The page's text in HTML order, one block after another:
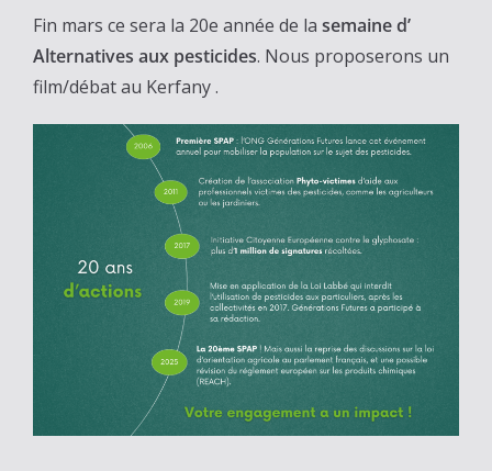
Fin mars ce sera la 20e année de la semaine d’
Alternatives aux pesticides. Nous proposerons un
film/débat au Kerfany .